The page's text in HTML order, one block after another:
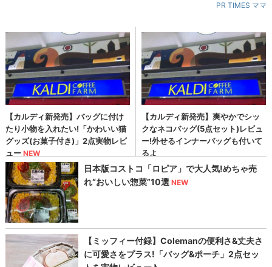
PR TIMES ママ